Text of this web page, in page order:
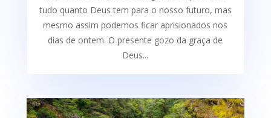
tudo quanto Deus tem para o nosso futuro, mas
mesmo assim podemos ficar aprisionados nos
dias de ontem. O presente gozo da graça de
Deus...